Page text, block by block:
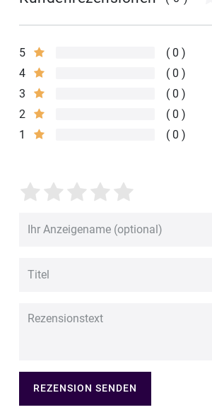
5
0
4
0
3
0
2
0
1
0
REZENSION SENDEN